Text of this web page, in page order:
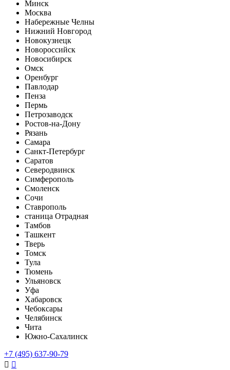
Минск
Москва
Набережные Челны
Нижний Новгород
Новокузнецк
Новороссийск
Новосибирск
Омск
Оренбург
Павлодар
Пенза
Пермь
Петрозаводск
Ростов-на-Дону
Рязань
Самара
Санкт-Петербург
Саратов
Северодвинск
Симферополь
Смоленск
Сочи
Ставрополь
станица Отрадная
Тамбов
Ташкент
Тверь
Томск
Тула
Тюмень
Ульяновск
Уфа
Хабаровск
Чебоксары
Челябинск
Чита
Южно-Сахалинск
+7 (495) 637-90-79
 